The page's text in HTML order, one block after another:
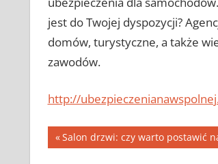
jest do Twojej dyspozycji?
domów, turystyczne, a także
zawodów.
http://
Nawigacja
Previous
Post:
Salon drzwi: czy warto postawić